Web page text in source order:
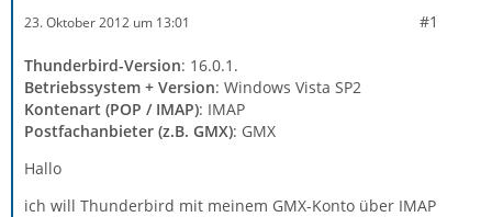
23. Oktober 2012 um 13:01 #1
Thunderbird-Version: 16.0.1.
Betriebssystem + Version: Windows Vista SP2
Kontenart (POP / IMAP): IMAP
Postfachanbieter (z.B. GMX): GMX
Hallo
ich will Thunderbird mit meinem GMX-Konto über IMAP